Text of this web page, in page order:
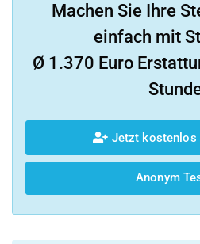
Machen Sie Ihre
einfach mit
Ø 1.370 Euro
Jetzt kostenlos
Anonym